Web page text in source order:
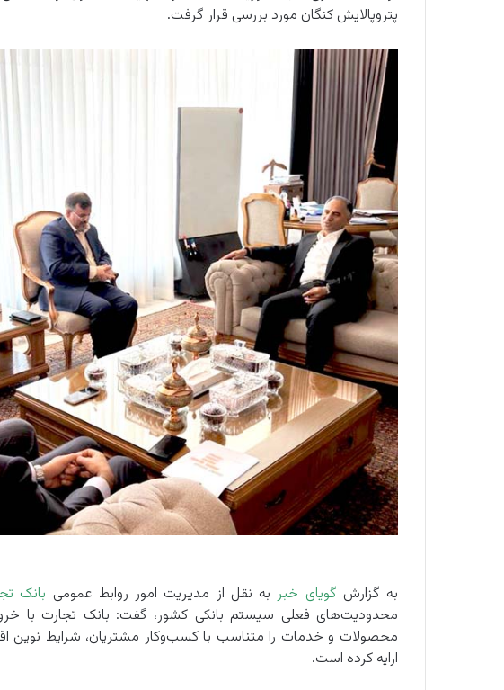
پتروپالایش کنگان مورد بررسی قرار گرفت.
به گزارش گویای خبر به نقل از مدیریت امور روابط‌ عمومی بانک
محدودیت‌های فعلی سیستم بانکی کشور، گفت: بانک تجارت با
محصولات و خدمات را متناسب با کسب‌وکار مشتریان، شرایط نوین
ارایه کرده است.